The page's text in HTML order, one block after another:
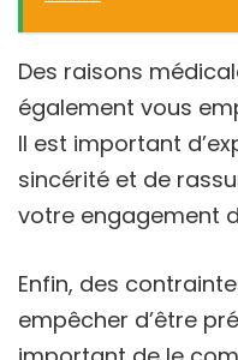
Des raisons
également vous
Il est important
sincérité et de
votre engagement
Enfin, des
empêcher d’être